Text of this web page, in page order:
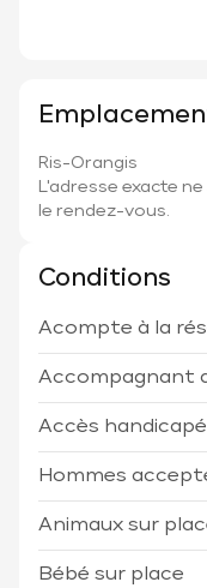
Ris-Orangis
L'adresse exacte
le rendez-vous.
Conditions
Acompte à la
Accompagnant
Accès handicapé
Hommes
Animaux sur
Bébé sur place